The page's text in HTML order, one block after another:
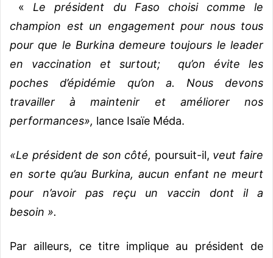
«Le président du Faso choisi comme le
champion est un engagement pour nous tous
pour que le Burkina demeure toujours le leader
en vaccination et surtout; qu’on évite les
poches d’épidémie qu’on a. Nous devons
travailler à maintenir et améliorer nos
performances», lance Isaïe Méda.
«Le président de son côté, poursuit-il, veut faire
en sorte qu’au Burkina, aucun enfant ne meurt
pour n’avoir pas reçu un vaccin dont il a
besoin ».
Par ailleurs, ce titre implique au président de